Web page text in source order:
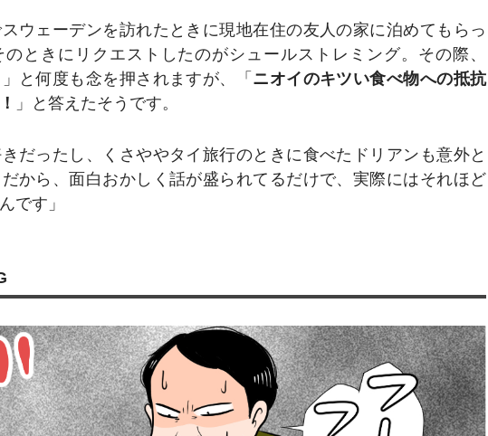
ウェーデンを訪れたときに現地在住の友人の家に泊めてもらっ
ときにリクエストしたのがシュールストレミング。その際、
」と何度も念を押されますが、「 ニオイのキツい食べ物への抵抗
」と答えたそうです。
きだったし、くさややタイ旅行のときに食べたドリアンも意外と
から、面白おかしく話が盛られてるだけで、実際にはそれほど
です」